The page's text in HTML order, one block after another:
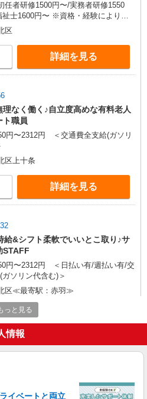
任者研修1500円〜/実務者研修1550
〜 ※資格・経験により異
区
詳細を見る
理なく働く♪自立度高めな有料老人
ト職員
円〜2312円 ＜交通費全支給(ガソリ
区上十条
詳細を見る
給&シフト柔軟でいいとこ取り♪サ
STAFF
円〜2312円 ＜日払い有/週払い有/交
ソリン代含む)＞
区≪最寄駅：赤羽≫
円〜325,800円（経験・能力等に
っと見る
情報
イベートと両立